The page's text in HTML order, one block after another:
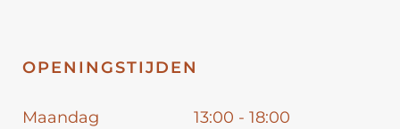
OPENINGSTIJDEN
Maandag
13:00 - 18:00